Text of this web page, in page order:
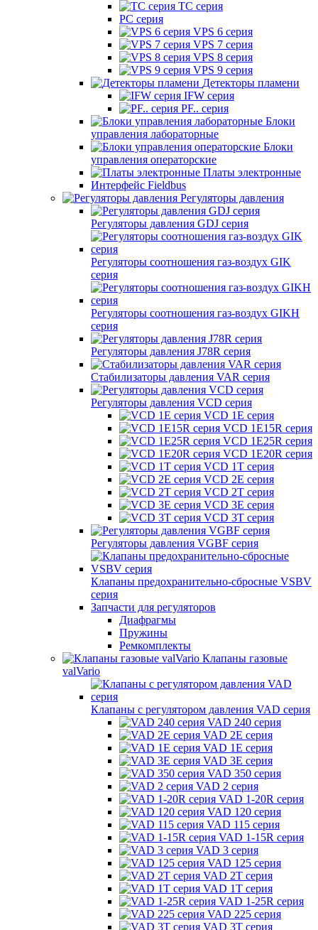
TC серия
PC серия
VPS 6 серия
VPS 7 серия
VPS 8 серия
VPS 9 серия
Детекторы пламени
IFW серия
PF.. серия
Блоки
управления лабораторные
Блоки
управления операторские
Платы электронные
Интерфейс Fieldbus
Регуляторы давления
Регуляторы давления GDJ серия
Регуляторы соотношения газ-воздух GIK
серия
Регуляторы соотношения газ-воздух GIKH
серия
Регуляторы давления J78R серия
Стабилизаторы давления VAR серия
Регуляторы давления VCD серия
VCD 1E серия
VCD 1E15R серия
VCD 1E25R серия
VCD 1E20R серия
VCD 1T серия
VCD 2E серия
VCD 2T серия
VCD 3E серия
VCD 3T серия
Регуляторы давления VGBF серия
Клапаны предохранительно-сбросные VSBV
серия
Запчасти для регуляторов
Диафрагмы
Пружины
Ремкомплекты
Клапаны газовые
valVario
Клапаны с регулятором давления VAD серия
VAD 240 серия
VAD 2E серия
VAD 1E серия
VAD 3E серия
VAD 350 серия
VAD 2 серия
VAD 1-20R серия
VAD 120 серия
VAD 115 серия
VAD 1-15R серия
VAD 3 серия
VAD 125 серия
VAD 2T серия
VAD 1T серия
VAD 1-25R серия
VAD 225 серия
VAD 3T серия